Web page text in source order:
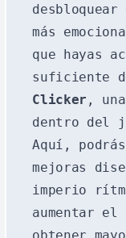
desbloquear
más
que hayas
suficiente
Clicker ,
dentro del
Aquí,
mejoras
imperio
aumentar
obtener